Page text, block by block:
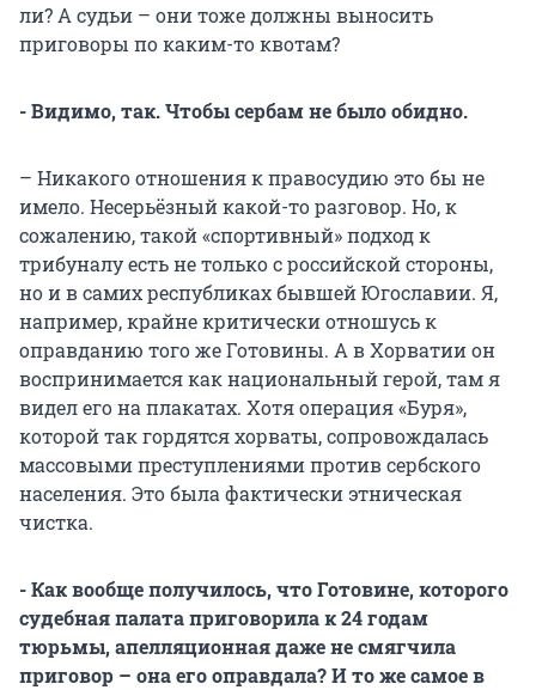
ли? А судьи – они тоже должны выносить
приговоры по каким-то квотам?
- Видимо, так. Чтобы сербам не было обидно.
– Никакого отношения к правосудию это бы не
имело. Несерьёзный какой-то разговор. Но, к
сожалению, такой «спортивный» подход к
трибуналу есть не только с российской стороны,
но и в самих республиках бывшей Югославии. Я,
например, крайне критически отношусь к
оправданию того же Готовины. А в Хорватии он
воспринимается как национальный герой, там я
видел его на плакатах. Хотя операция «Буря»,
которой так гордятся хорваты, сопровождалась
массовыми преступлениями против сербского
населения. Это была фактически этническая
чистка.
- Как вообще получилось, что Готовине, которого
судебная палата приговорила к 24 годам
тюрьмы, апелляционная даже не смягчила
приговор – она его оправдала? И то же самое в